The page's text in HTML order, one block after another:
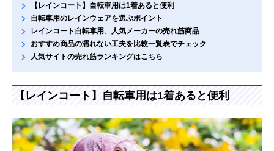
【レインコート】自転車用は1着あると便利
自転車用のレインウェアを選ぶポイント
レインコート自転車用、人気メーカーの売れ筋商品
おすすめ商品の濡れない工夫を比較一覧表でチェック
人気サイトの売れ筋ランキングはこちら
【レインコート】自転車用は1着あると便利